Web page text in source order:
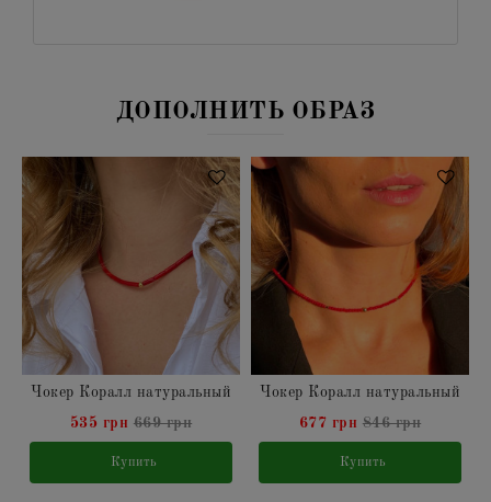
ДОПОЛНИТЬ ОБРАЗ
Чокер Коралл натуральный
535 грн 669 грн
Купить
Чокер Коралл натуральный
677 грн 846 грн
Купить